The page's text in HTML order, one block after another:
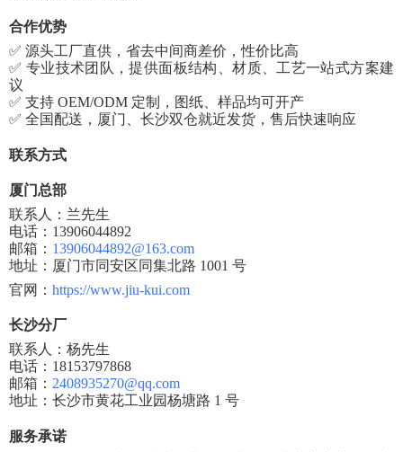
合作优势
✅ 源头工厂直供，省去中间商差价，性价比高
✅ 专业技术团队，提供面板结构、材质、工艺一站式方案建
议
✅ 支持 OEM/ODM 定制，图纸、样品均可开产
✅ 全国配送，厦门、长沙双仓就近发货，售后快速响应
联系方式
厦门总部
联系人：兰先生
电话： 13906044892
邮箱： 13906044892@163.com
地址：厦门市同安区同集北路 1001 号
官网： https://www.jiu-kui.com
长沙分厂
联系人：杨先生
电话： 18153797868
邮箱： 2408935270@qq.com
地址：长沙市黄花工业园杨塘路 1 号
服务承诺